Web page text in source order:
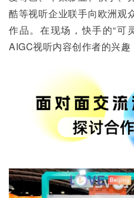
酷等视听企业联手向欧洲观
作品。在现场，快手的“可
AIGC视听内容创作者的兴趣